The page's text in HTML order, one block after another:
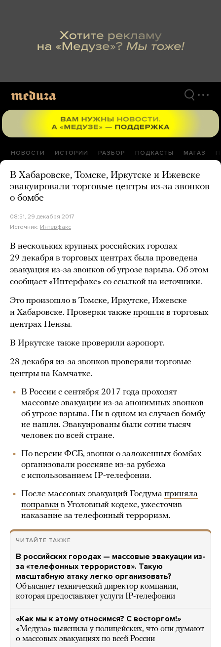
НОВОСТИ ИСТОРИИ РАЗБОР ПОДКАСТЫ МАГАЗ
В Хабаровске, Томске, Иркутске и Ижевске
эвакуировали торговые центры из-за звонков
о бомбе
08:51, 29 декабря 2017
Источник: Интерфакс
В нескольких крупных российских городах
29 декабря в торговых центрах была проведена
эвакуация из-за звонков об угрозе взрыва. Об этом
сообщает «Интерфакс» со ссылкой на источники.
Это произошло в Томске, Иркутске, Ижевске
и Хабаровске. Проверки также прошли в торговых
центрах Пензы.
В Иркутске также проверили аэропорт.
28 декабря из-за звонков проверяли торговые
центры на Камчатке.
В России с сентября 2017 года проходят
массовые эвакуации из-за анонимных звонков
об угрозе взрыва. Ни в одном из случаев бомбу
не нашли. Эвакуированы были сотни тысяч
человек по всей стране.
По версии ФСБ, звонки о заложенных бомбах
организовали россияне из-за рубежа
с использованием IP-телефонии.
После массовых эвакуаций Госдума приняла
поправки в Уголовный кодекс, ужесточив
наказание за телефонный терроризм.
ЧИТАЙТЕ ТАКЖЕ
В российских городах — массовые эвакуации из-
за «телефонных террористов». Такую
масштабную атаку легко организовать?
Объясняет технический директор компании,
которая предоставляет услуги IP-телефонии
«Как мы к этому относимся? С восторгом!»
«Медуза» выяснила у полицейских, что они думают
о массовых эвакуациях по всей России